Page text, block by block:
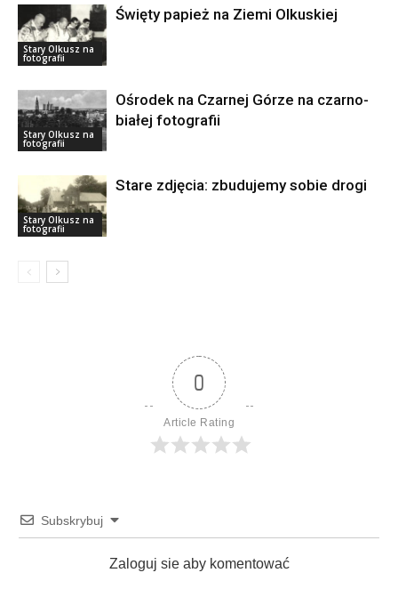
Stary Olkusz na
fotografii
Święty papież na Ziemi Olkuskiej
Stary Olkusz na
fotografii
Ośrodek na Czarnej Górze na czarno-
białej fotografii
Stary Olkusz na
fotografii
Stare zdjęcia: zbudujemy sobie drogi
0
Article Rating
Subskrybuj
Zaloguj sie aby komentować